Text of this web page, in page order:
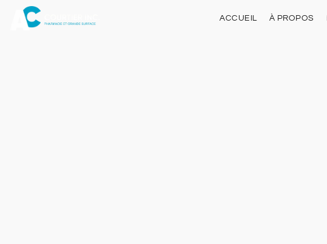
ACCUEIL À PROPOS